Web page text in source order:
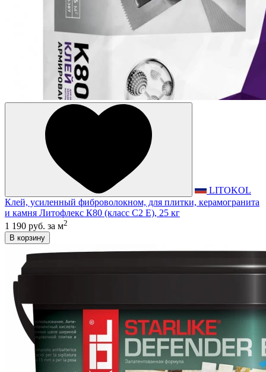
LITOKOL
Клей, усиленный фиброволокном, для плитки, керамогранита
и камня Литофлекс К80 (класс С2 E), 25 кг
1 190 руб. за м2
В корзину